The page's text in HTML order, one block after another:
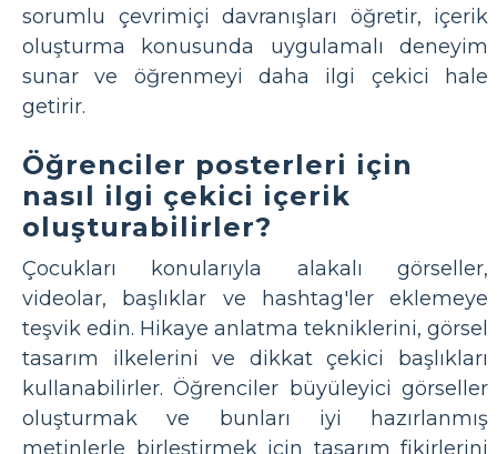
sorumlu çevrimiçi davranışları öğretir, içerik
oluşturma konusunda uygulamalı deneyim
sunar ve öğrenmeyi daha ilgi çekici hale
getirir.
Öğrenciler posterleri için
nasıl ilgi çekici içerik
oluşturabilirler?
Çocukları konularıyla alakalı görseller,
videolar, başlıklar ve hashtag'ler eklemeye
teşvik edin. Hikaye anlatma tekniklerini, görsel
tasarım ilkelerini ve dikkat çekici başlıkları
kullanabilirler. Öğrenciler büyüleyici görseller
oluşturmak ve bunları iyi hazırlanmış
metinlerle birleştirmek için tasarım fikirlerini